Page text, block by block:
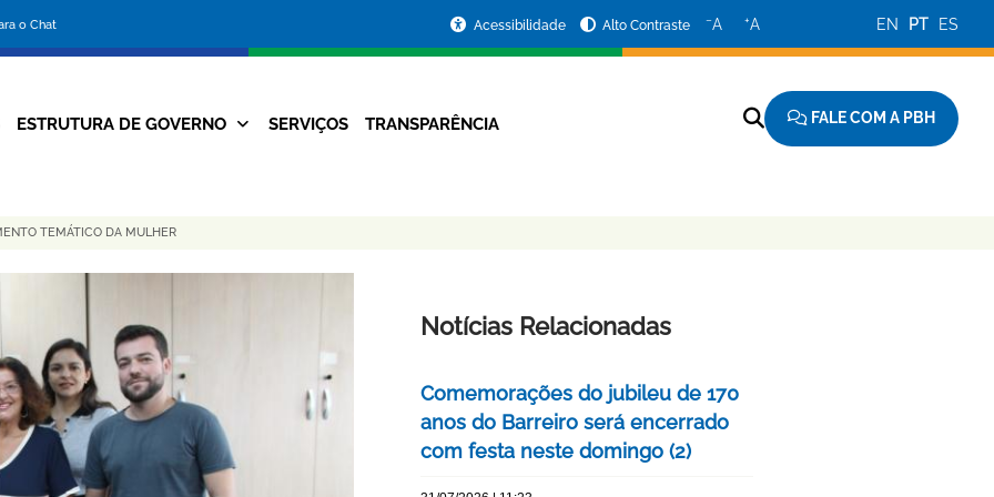
o Chat
da
Prefeitura
Acessibilidade Alto Contraste −A +A EN PT ES
Navegação
ESTRUTURA DE GOVERNO SERVIÇOS TRANSPARÊNCIA FALE COM A PBH
TEMÁTICO DA MULHER
Notícias Relacionadas
Comemorações do jubileu de 170
anos do Barreiro será encerrado
com festa neste domingo (2)